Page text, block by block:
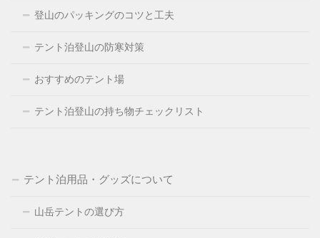
登山のパッキングのコツと工夫
テント泊登山の防寒対策
おすすめのテント場
テント泊登山の持ち物チェックリスト
テント泊用品・グッズについて
山岳テントの選び方